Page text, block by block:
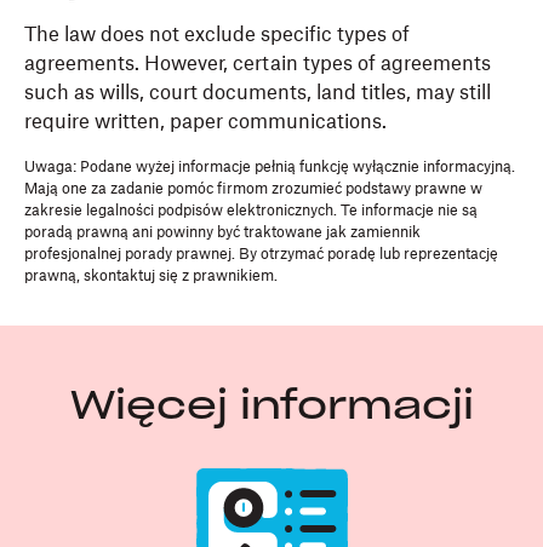
The law does not exclude specific types of
agreements. However, certain types of agreements
such as wills, court documents, land titles, may still
require written, paper communications.
Uwaga: Podane wyżej informacje pełnią funkcję wyłącznie informacyjną.
Mają one za zadanie pomóc firmom zrozumieć podstawy prawne w
zakresie legalności podpisów elektronicznych. Te informacje nie są
poradą prawną ani powinny być traktowane jak zamiennik
profesjonalnej porady prawnej. By otrzymać poradę lub reprezentację
prawną, skontaktuj się z prawnikiem.
Więcej informacji